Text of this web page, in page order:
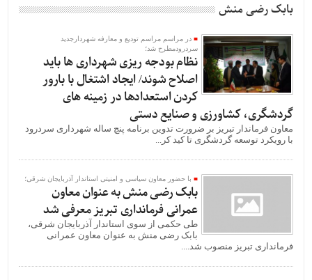
بابک رضی منش
در مراسم مراسم تودیع و معارفه شهردارجدید
سردرودمطرح شد؛
نظام بودجه ریزی شهرداری ها باید
اصلاح شوند/ ایجاد اشتغال با بارور
کردن استعدادها در زمینه های
گردشگری، کشاورزی و صنایع دستی
معاون فرماندار تبریز بر ضرورت تدوین برنامه پنچ ساله شهرداری سردرود
با رویکرد توسعه گردشگری تا کید کر...
با حضور معاون سیاسی و امنیتی استاندار آذربایجان شرقی؛
بابک رضی منش به عنوان معاون
عمرانی فرمانداری تبریز معرفی شد
طی حکمی از سوی استاندار آذربایجان شرقی،
بابک رضی منش به عنوان معاون عمرانی
فرمانداری تبریز منصوب شد....